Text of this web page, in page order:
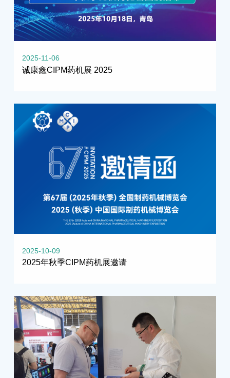
2025-11-06
诚康鑫CIPM药机展 2025
2025-10-09
2025年秋季CIPM药机展邀请